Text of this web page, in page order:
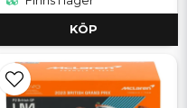
KÖP